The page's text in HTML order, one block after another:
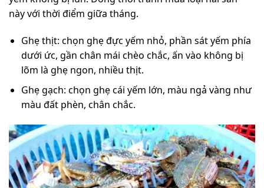
này với thời điểm giữa tháng.
Ghẹ thịt: chọn ghẹ đực yếm nhỏ, phần sát yếm phía
dưới ức, gần chân mái chèo chắc, ấn vào không bị
lõm là ghẹ ngon, nhiều thịt.
Ghẹ gạch: chọn ghẹ cái yếm lớn, màu ngả vàng như
màu đất phèn, chân chắc.